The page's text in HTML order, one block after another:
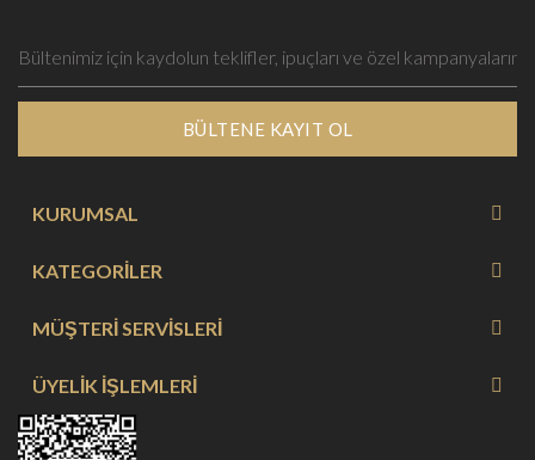
BÜLTENE KAYIT OL
KURUMSAL
KATEGORİLER
MÜŞTERİ SERVİSLERİ
ÜYELİK İŞLEMLERİ